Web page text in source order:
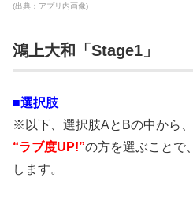
(出典：アプリ内画像)
鴻上大和「Stage1」
■選択肢
※以下、選択肢AとBの中から、
“ラブ度UP!”の方を選ぶことで、
します。